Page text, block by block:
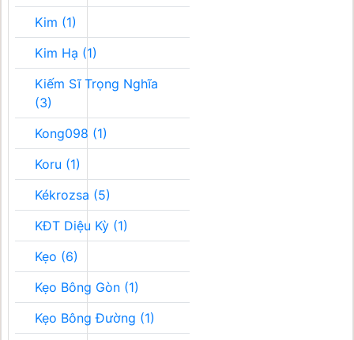
Kim (1)
Kim Hạ (1)
Kiếm Sĩ Trọng Nghĩa
(3)
Kong098 (1)
Koru (1)
Kékrozsa (5)
KĐT Diệu Kỳ (1)
Kẹo (6)
Kẹo Bông Gòn (1)
Kẹo Bông Đường (1)